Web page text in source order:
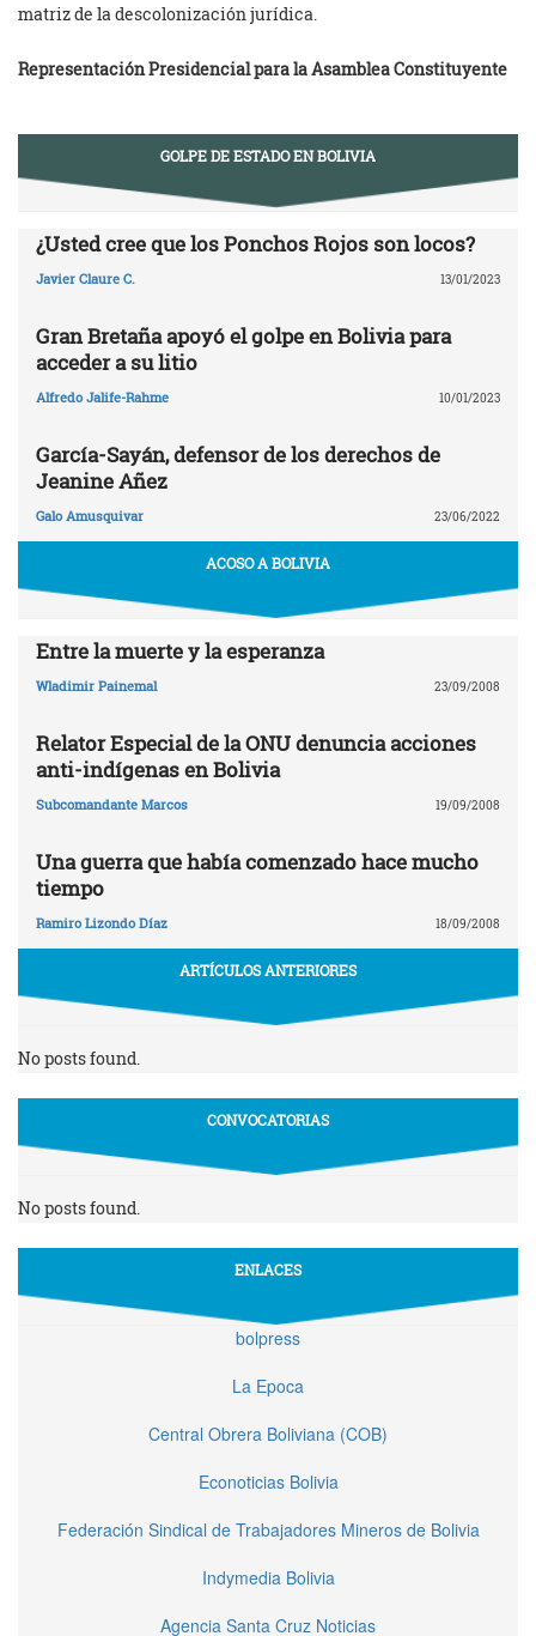
matriz de la descolonización jurídica.
Representación Presidencial para la Asamblea Constituyente
GOLPE DE ESTADO EN BOLIVIA
¿Usted cree que los Ponchos Rojos son locos?
Javier Claure C. 13/01/2023
Gran Bretaña apoyó el golpe en Bolivia para
acceder a su litio
Alfredo Jalife-Rahme 10/01/2023
García-Sayán, defensor de los derechos de
Jeanine Añez
Galo Amusquivar 23/06/2022
ACOSO A BOLIVIA
Entre la muerte y la esperanza
Wladimir Painemal 23/09/2008
Relator Especial de la ONU denuncia acciones
anti-indígenas en Bolivia
Subcomandante Marcos 19/09/2008
Una guerra que había comenzado hace mucho
tiempo
Ramiro Lizondo Díaz 18/09/2008
ARTÍCULOS ANTERIORES
No posts found.
CONVOCATORIAS
No posts found.
ENLACES
bolpress
La Epoca
Central Obrera Boliviana (COB)
Econoticias Bolivia
Federación Sindical de Trabajadores Mineros de Bolivia
Indymedia Bolivia
Agencia Santa Cruz Noticias